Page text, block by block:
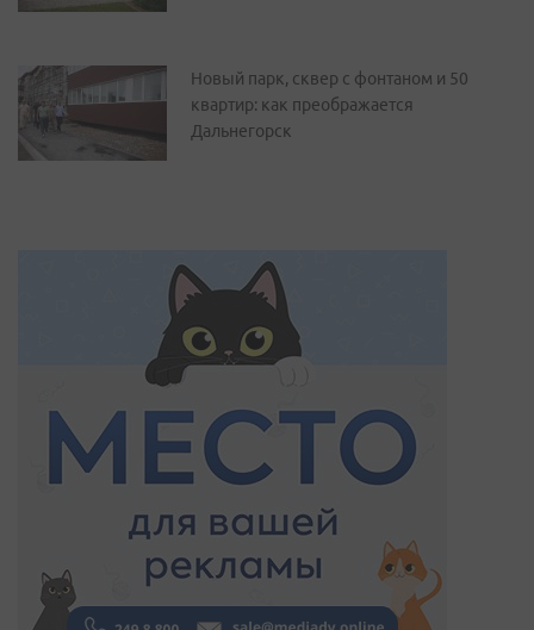
Новый парк, сквер с фонтаном и 50
квартир: как преображается
Дальнегорск